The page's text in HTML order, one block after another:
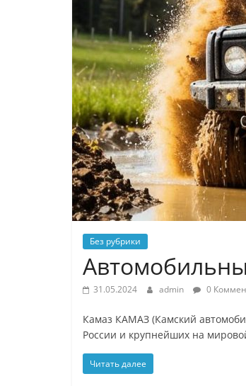
Без рубрики
31.05.2024 admin 0
Камаз КАМАЗ (Камский
России и крупнейших на
Читать далее